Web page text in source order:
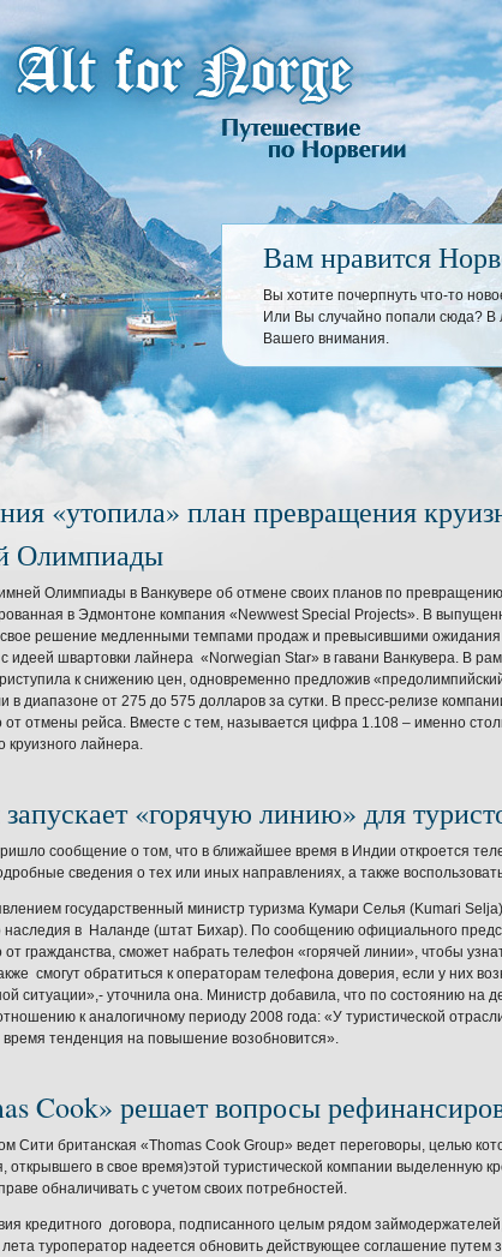
Вам нравится
Вы хотите почерпнуть что-то
Или Вы случайно попали сюда? В
Вашего внимания.
«утопила» план превращения
Олимпиады
Олимпиады в Ванкувере об отмене своих планов по превращению
в Эдмонтоне компания «Newwest Special Projects». В
решение медленными темпами продаж и превысившими
с идеей швартовки лайнера «Norwegian Star» в гавани Ванкувера. В
к снижению цен, одновременно предложив
в диапазоне от 275 до 575 долларов за сутки. В пресс-релизе
от отмены рейса. Вместе с тем, называется цифра 1.108 – именно
круизного лайнера.
«горячую линию» для
сообщение о том, что в ближайшее время в Индии откроется
сведения о тех или иных направлениях, а также
государственный министр туризма Кумари Селья (Kumari
наследия в Наланде (штат Бихар). По сообщению официального
от гражданства, сможет набрать телефон «горячей линии», чтобы
смогут обратиться к операторам телефона доверия, если у них
ситуации»,- уточнила она. Министр добавила, что по состоянию на
к аналогичному периоду 2008 года: «У туристической
тенденция на повышение возобновится».
Cook» решает вопросы
Сити британская «Thomas Cook Group» ведет переговоры, целью
открывшего в свое время)этой туристической компании выделенную
обналичивать с учетом своих потребностей.
кредитного договора, подписанного целым рядом
туроператор надеется обновить действующее соглашение путем